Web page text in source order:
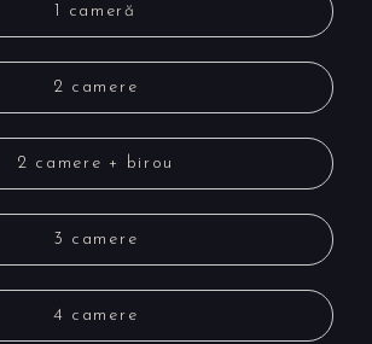
1 cameră
2 camere
2 camere + birou
3 camere
4 camere